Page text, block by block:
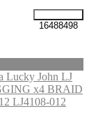
16488498